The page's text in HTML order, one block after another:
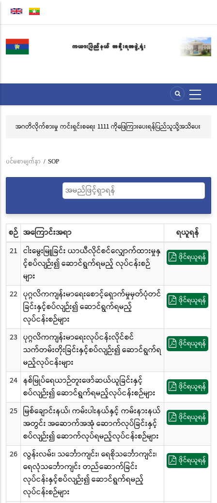
အဓိက
အကြောင်းအရာ
သွား
မည်
အဂတိလိုက်စားမှု ကင်းရှင်းစရေး 1111 ကိုဖြေကြားပေးရန်ပြည်သူသို့အသိပေး
Breadcrumb
ပင်မစာမျက်နှာ / SOP
စဉ် အကြောင်းအရာ
ရယူရန်
21 ငါးမွေးမြူခြင်း ယာယီလိုင်စင်လျှောက်ထားမှုနှ
င့်စပ်လျဉ်း၍ ဆောင်ရွက်ရမည့် လုပ်ငန်းစဉ်
များ
ဖိုင်ရယူရန်
22 ပုဂ္ဂလိကကျန်းမာရေးစောင့်ရှောက်မှုမှတ်ပုံတင်
ခြင်းနှင့်စပ်လျဉ်း၍ ဆောင်ရွက်ရမည့်
လုပ်ငန်းစဉ်များ
ဖိုင်ရယူရန်
23 ပုဂ္ဂလိကကျန်းမာရေးလုပ်ငန်းလိုင်စင်
သက်တမ်းတိုးခြင်းနှင့်စပ်လျဉ်း၍ ဆောင်ရွက်ရ
မည့်လုပ်ငန်းများ
ဖိုင်ရယူရန်
24 နစ်မြုပ်ရေယာဉ်တူးဖော်ဆယ်ယူခြင်းနှင့်
စပ်လျဉ်း၍ ဆောင်ရွက်ရမည့်လုပ်ငန်းစဉ်များ
ဖိုင်ရယူရန်
25 မြစ်ချောင်းနယ်၊ ကမ်းပါးနယ်နှင့် ကမ်းနားနယ်
အတွင်း အဆောက်အအုံ ဆောက်လုပ်ခြင်းနှင့်
စပ်လျဉ်း၍ ဆောက်လုပ်ရမည့်လုပ်ငန်းစဉ်များ
ဖိုင်ရယူရန်
26 လွန်းလမ်း၊ သင်္ဘောကျင်း၊ ရေစိုသင်္ဘောကျင်း၊
ရေလုံသင်္ဘောကျင်း တည်ဆောက်ခြင်း
လုပ်ငန်းနှင့်စပ်လျဉ်း၍ ဆောင်ရွက်ရမည့်
လုပ်ငန်းစဉ်များ
ဖိုင်ရယူရန်